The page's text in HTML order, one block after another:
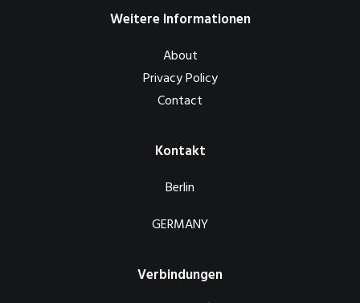
Weitere Informationen
About
Privacy Policy
Contact
Kontakt
Berlin
GERMANY
Verbindungen